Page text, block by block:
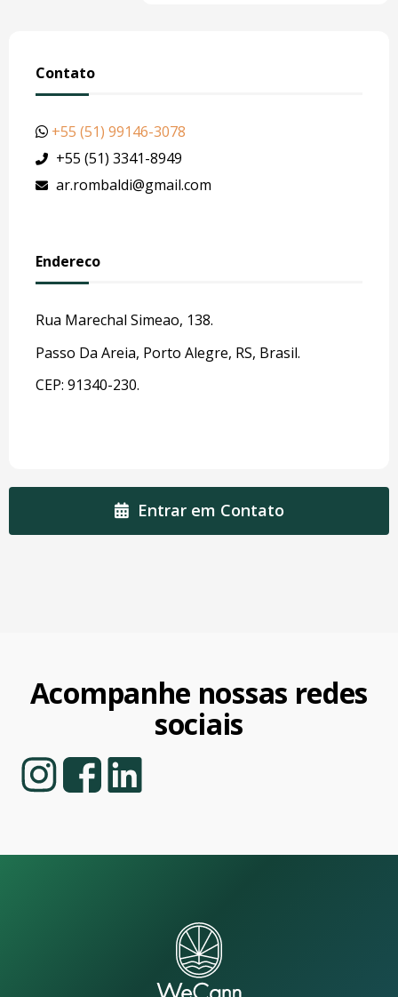
Contato
+55 (51) 99146-3078
+55 (51) 3341-8949
ar.rombaldi@gmail.com
Endereco
Rua Marechal Simeao, 138.
Passo Da Areia, Porto Alegre, RS, Brasil.
CEP: 91340-230.
Entrar em Contato
Acompanhe nossas redes
sociais